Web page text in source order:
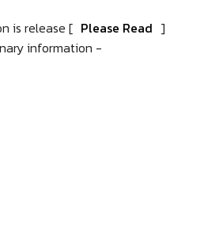
is release [ Please Read ]
information -